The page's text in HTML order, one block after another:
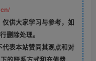
供大家学习与参考，如
删除处理。
表本站赞同其观点和对